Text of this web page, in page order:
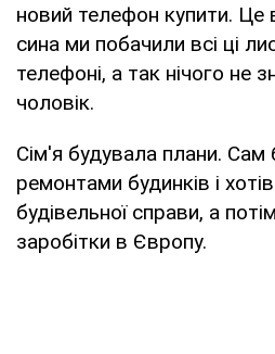
новий телефон купити. Це
сина ми побачили всі ці
телефоні, а так нічого не
чоловік.
Сім'я будувала плани. Сам
ремонтами будинків і
будівельної справи, а
заробітки в Європу.